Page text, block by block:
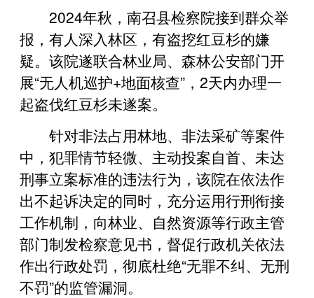
2024年秋，南召县检察院接到群众举
报，有人深入林区，有盗挖红豆杉的嫌
疑。该院遂联合林业局、森林公安部门开
展“无人机巡护+地面核查”，2天内办理一
起盗伐红豆杉未遂案。
针对非法占用林地、非法采矿等案件
中，犯罪情节轻微、主动投案自首、未达
刑事立案标准的违法行为，该院在依法作
出不起诉决定的同时，充分运用行刑衔接
工作机制，向林业、自然资源等行政主管
部门制发检察意见书，督促行政机关依法
作出行政处罚，彻底杜绝“无罪不纠、无刑
不罚”的监管漏洞。